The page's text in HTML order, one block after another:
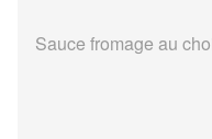
Sauce fromage au